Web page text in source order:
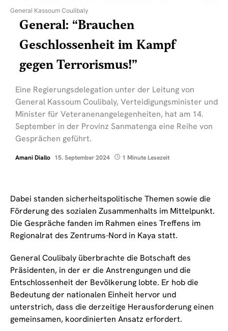
General Kassoum Coulibaly
General: “Brauchen
Geschlossenheit im Kampf
gegen Terrorismus!”
Eine Regierungsdelegation unter der Leitung von
General Kassoum Coulibaly, Verteidigungsminister und
Minister für Veteranenangelegenheiten, hat am 14.
September in der Provinz Sanmatenga eine Reihe von
Gesprächen geführt.
Amani Diallo 15. September 2024 1 Minute Lesezeit
Dabei standen sicherheitspolitische Themen sowie die
Förderung des sozialen Zusammenhalts im Mittelpunkt.
Die Gespräche fanden im Rahmen eines Treffens im
Regionalrat des Zentrums-Nord in Kaya statt.
General Coulibaly überbrachte die Botschaft des
Präsidenten, in der er die Anstrengungen und die
Entschlossenheit der Bevölkerung lobte. Er hob die
Bedeutung der nationalen Einheit hervor und
unterstrich, dass die derzeitige Herausforderung einen
gemeinsamen, koordinierten Ansatz erfordert.